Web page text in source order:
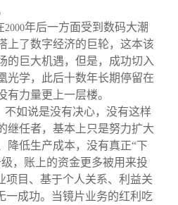
2000年后一方面受到数码大潮
上了数字经济的巨轮，这本该
的巨大机遇，但是，成功切入
光学，此后十数年长期停留在
有力量更上一层楼。
不如说是没有决心，没有这样
继任者，基本上只是努力扩大
降低生产成本，没有真正“下
，账上的资金更多被用来投
项目、基于个人关系、利益关
一成功。当镜片业务的红利吃